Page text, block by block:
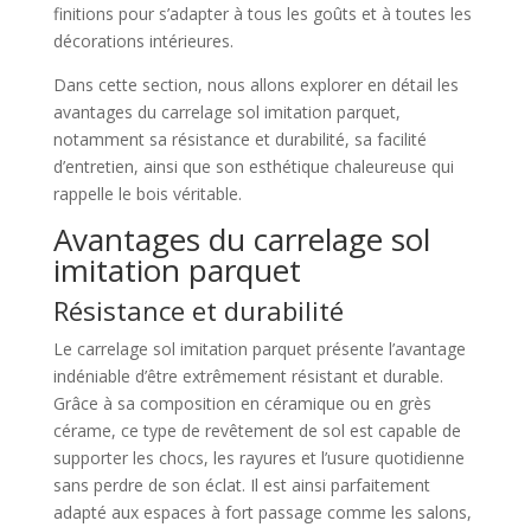
finitions pour s’adapter à tous les goûts et à toutes les
décorations intérieures.
Dans cette section, nous allons explorer en détail les
avantages du carrelage sol imitation parquet,
notamment sa résistance et durabilité, sa facilité
d’entretien, ainsi que son esthétique chaleureuse qui
rappelle le bois véritable.
Avantages du carrelage sol
imitation parquet
Résistance et durabilité
Le carrelage sol imitation parquet présente l’avantage
indéniable d’être extrêmement résistant et durable.
Grâce à sa composition en céramique ou en grès
cérame, ce type de revêtement de sol est capable de
supporter les chocs, les rayures et l’usure quotidienne
sans perdre de son éclat. Il est ainsi parfaitement
adapté aux espaces à fort passage comme les salons,